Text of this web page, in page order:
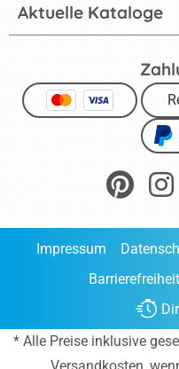
Aktuelle Kataloge
Impressum
* Alle Preise inklusive